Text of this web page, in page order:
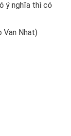
ý nghĩa thì có
Van Nhat)